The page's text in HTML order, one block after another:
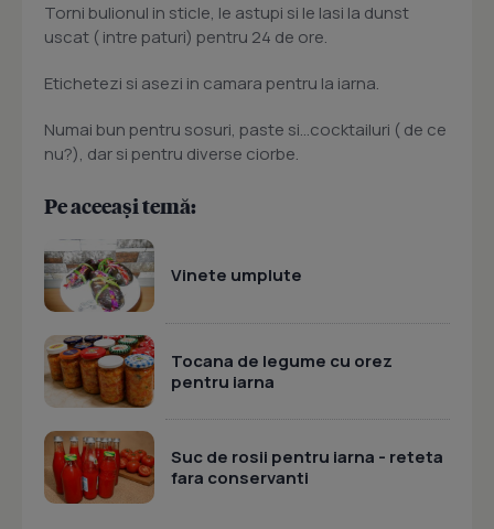
Torni bulionul in sticle, le astupi si le lasi la dunst
uscat ( intre paturi) pentru 24 de ore.
Etichetezi si asezi in camara pentru la iarna.
Numai bun pentru sosuri, paste si...cocktailuri ( de ce
nu?), dar si pentru diverse ciorbe.
Pe aceeași temă:
Vinete umplute
Tocana de legume cu orez
pentru iarna
Suc de rosii pentru iarna - reteta
fara conservanti